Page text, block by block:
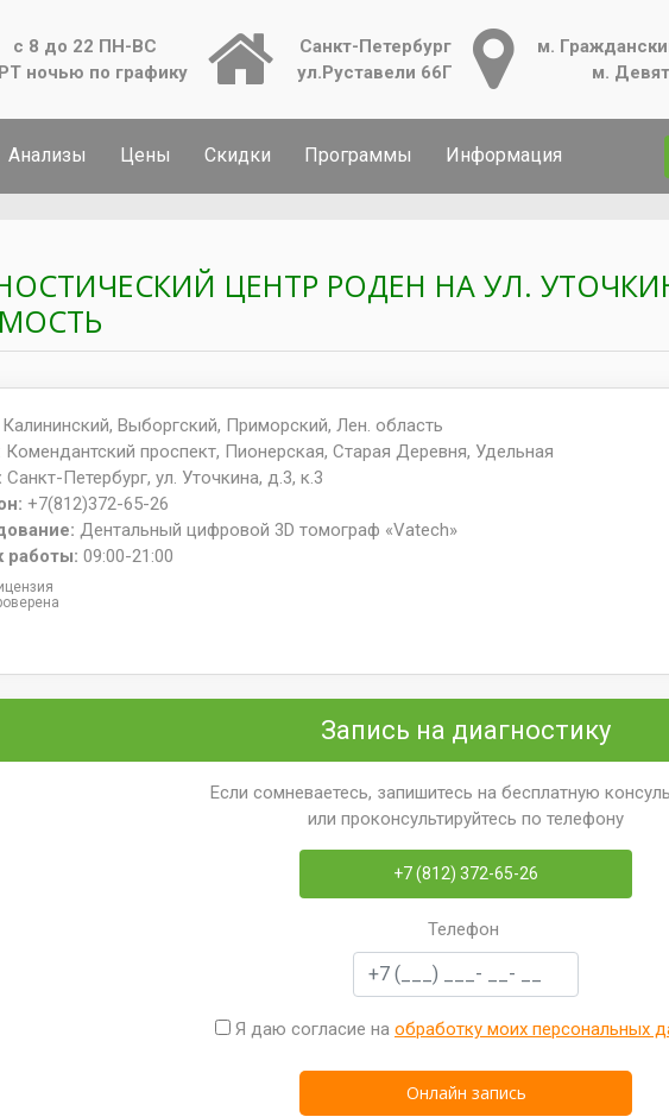
с 8 до 22 ПН-ВС
ночью по графику
Санкт-Петербург
ул.Руставели 66Г
м.
м.
Анализы Цены Скидки Программы Информация
ЦЕНТР РОДЕН НА УЛ.
Калининский, Выборгский, Приморский, Лен. область
Комендантский проспект, Пионерская, Старая Деревня, Удельная
Санкт-Петербург, ул. Уточкина, д.3, к.3
+7(812)372-65-26
Дентальный цифровой 3D томограф «Vatech»
работы: 09:00-21:00
Запись на диагностику
Если сомневаетесь, запишитесь на бесплатную
или проконсультируйтесь по телефону
+7 (812) 372-65-26
Телефон
Я даю согласие на обработку моих персональных